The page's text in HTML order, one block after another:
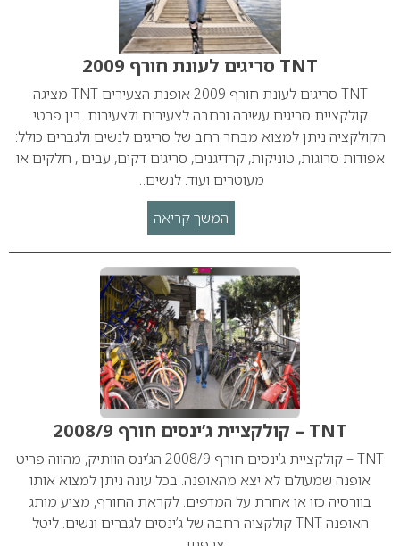
TNT סריגים לעונת חורף 2009
TNT סריגים לעונת חורף 2009 אופנת הצעירים TNT מציגה
קולקציית סריגים עשירה ורחבה לצעירים ולצעירות. בין פרטי
הקולקציה ניתן למצוא מבחר רחב של סריגים לנשים ולגברים כולל:
אפודות סרוגות, טוניקות, קרדיגנים, סריגים דקים, עבים , חלקים או
מעוטרים ועוד. לנשים…
המשך קריאה
TNT – קולקציית ג’ינסים חורף 2008/9
TNT – קולקציית ג’ינסים חורף 2008/9 הג’ינס הוותיק, מהווה פריט
אופנה שמעולם לא יצא מהאופנה. בכל עונה ניתן למצוא אותו
בוורסיה כזו או אחרת על המדפים. לקראת החורף, מציע מותג
האופנה TNT קולקציה רחבה של ג’ינסים לגברים ונשים. ליטל